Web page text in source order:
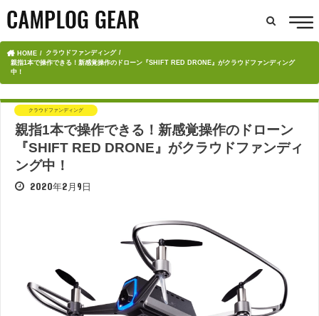
HOME
クラウドファンディング
親指1本で操作できる！新感覚操作のドローン『SHIFT RED DRONE』がクラウドファンディング
中！
クラウドファンディング
親指1本で操作できる！新感覚操作のドローン
『SHIFT RED DRONE』がクラウドファンディ
ング中！
2020年2月9日